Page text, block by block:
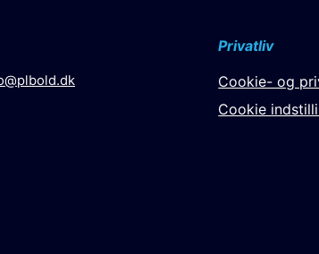
Privatliv
Cookie- og
Cookie